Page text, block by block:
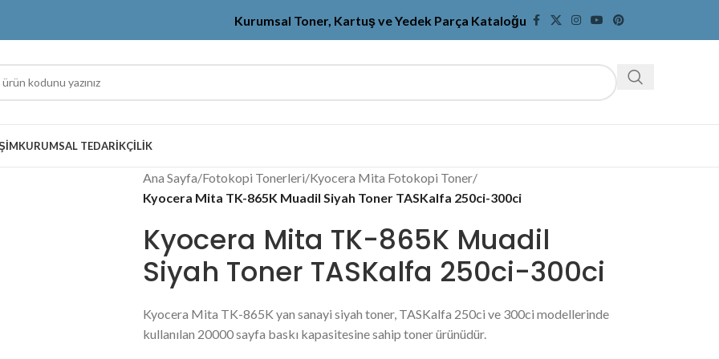
Kurumsal Toner, Kartuş ve Yedek Parça Kataloğu
KURUMSAL TEDARIKÇILIK
Ana Sayfa/Fotokopi Tonerleri/Kyocera Mita Fotokopi Toner/
Kyocera Mita TK-865K Muadil Siyah Toner TASKalfa 250ci-300ci
Kyocera Mita TK-865K Muadil
Siyah Toner TASKalfa 250ci-300ci
Kyocera Mita TK-865K yan sanayi siyah toner, TASKalfa 250ci ve 300ci modellerinde
kullanılan 20000 sayfa baskı kapasitesine sahip toner ürünüdür.